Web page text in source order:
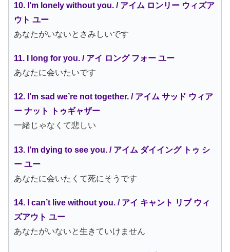
10. I’m lonely without you. / アイム ロンリー ウィズア
ウト ユー
あなたがいないとさみしいです
11. I long for you. / アイ ロング フォー ユー
あなたに会いたいです
12. I’m sad we’re not together. / アイム サッド ウィア
ー ナット トゥギャザー
一緒じゃなくて悲しい
13. I’m dying to see you. / アイム ダイイング トゥ シ
ー ユー
あなたに会いたくて死にそうです
14. I can’t live without you. / アイ キャント リブ ウィ
ズアウト ユー
あなたがいないと生きていけません